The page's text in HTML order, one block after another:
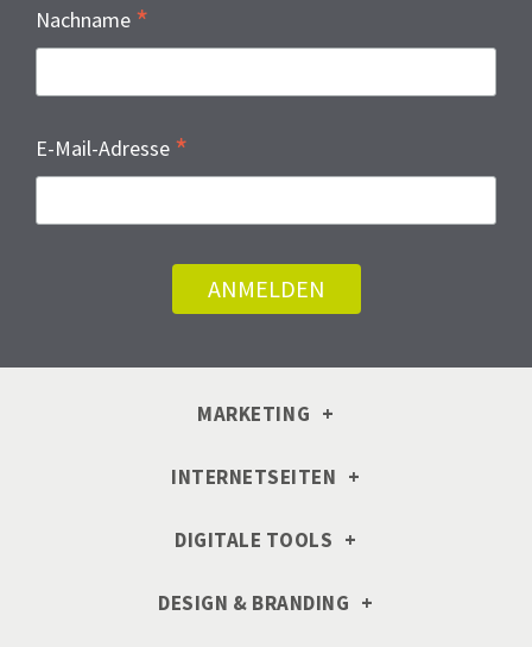
Nachname *
E-Mail-Adresse *
MARKETING
INTERNETSEITEN
DIGITALE TOOLS
DESIGN & BRANDING